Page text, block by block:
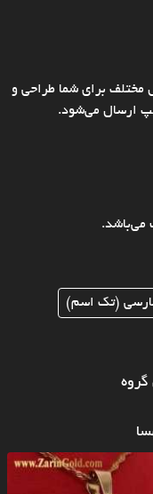
برای شما طراحی و
ارسال می‌شود.
(تک اسم)
گروه